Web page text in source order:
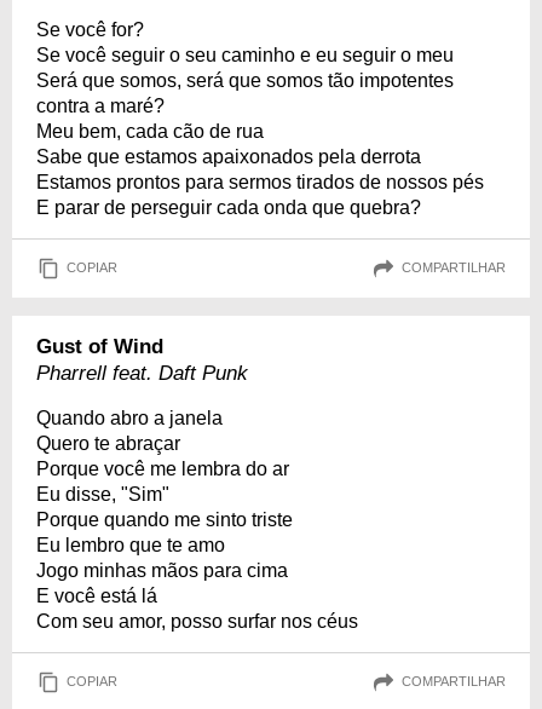
Se você for?
Se você seguir o seu caminho e eu seguir o meu
Será que somos, será que somos tão impotentes
contra a maré?
Meu bem, cada cão de rua
Sabe que estamos apaixonados pela derrota
Estamos prontos para sermos tirados de nossos pés
E parar de perseguir cada onda que quebra?
COPIAR COMPARTILHAR
Gust of Wind
Pharrell feat. Daft Punk
Quando abro a janela
Quero te abraçar
Porque você me lembra do ar
Eu disse, "Sim"
Porque quando me sinto triste
Eu lembro que te amo
Jogo minhas mãos para cima
E você está lá
Com seu amor, posso surfar nos céus
COPIAR COMPARTILHAR